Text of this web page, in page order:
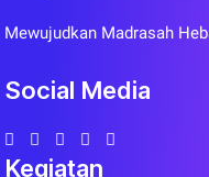
Mewujudkan Madrasah
Social Media
Kegiatan